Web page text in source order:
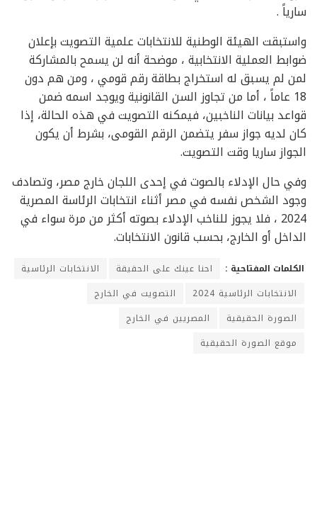
سارياً .
واستبقت الهيئة الوطنية للانتخابات علمية التصويت بإعلان
ضوابط العملية الانتخابية ، موضحة أنه لن يسمح بالمشاركة
لمن لم يسبق له استخراج بطاقة رقم قومي ، ومن هم دون
18 عاماً ، أما من تجاوز السن القانونية ويوجد اسمه ضمن
قواعد بيانات الناخبين، فيمكنه التصويت في هذه الحالة، إذا
كان لديه جواز سفر يتضمن الرقم القومى، بشرط أن يكون
الجواز ساريا وقت التصويت.
وفي حال الإدلاء بالصوت في إحدى اللجان خارج مصر، وتصادف
وجود الشخص نفسه في مصر أثناء انتخابات الرئاسة المصرية
2024 ، فلا يجوز للناخب الإدلاء بصوته أكثر من مرة سواء في
الداخل أو الخارج، بحسب قانون الانتخابات.
الكلمات المفتاحية : احنا عينك على الحقيقة
الانتخابات الرئاسية
الانتخابات الرئاسية 2024
التصويت في الخارج
الصورة الحقيقية
المصريين في الخارج
موقع الصورة الحقيقية